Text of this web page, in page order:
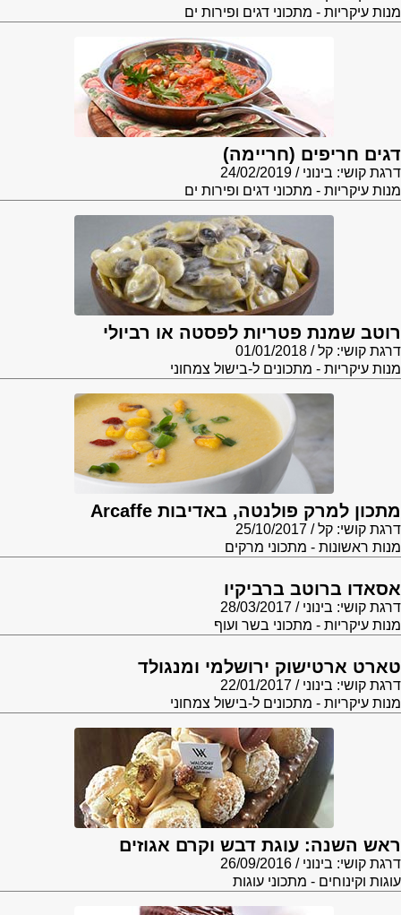
מנות עיקריות - מתכוני דגים ופירות ים
דגים חריפים (חריימה)
דרגת קושי: בינוני
24/02/2019
מנות עיקריות - מתכוני דגים ופירות ים
רוטב שמנת פטריות לפסטה או רביולי
דרגת קושי: קל
01/01/2018
מנות עיקריות - מתכונים ל-בישול צמחוני
מתכון למרק פולנטה, באדיבות Arcaffe
דרגת קושי: קל
25/10/2017
מנות ראשונות - מתכוני מרקים
אסאדו ברוטב ברביקיו
דרגת קושי: בינוני
28/03/2017
מנות עיקריות - מתכוני בשר ועוף
טארט ארטישוק ירושלמי ומנגולד
דרגת קושי: בינוני
22/01/2017
מנות עיקריות - מתכונים ל-בישול צמחוני
ראש השנה: עוגת דבש וקרם אגוזים
דרגת קושי: בינוני
26/09/2016
עוגות וקינוחים - מתכוני עוגות